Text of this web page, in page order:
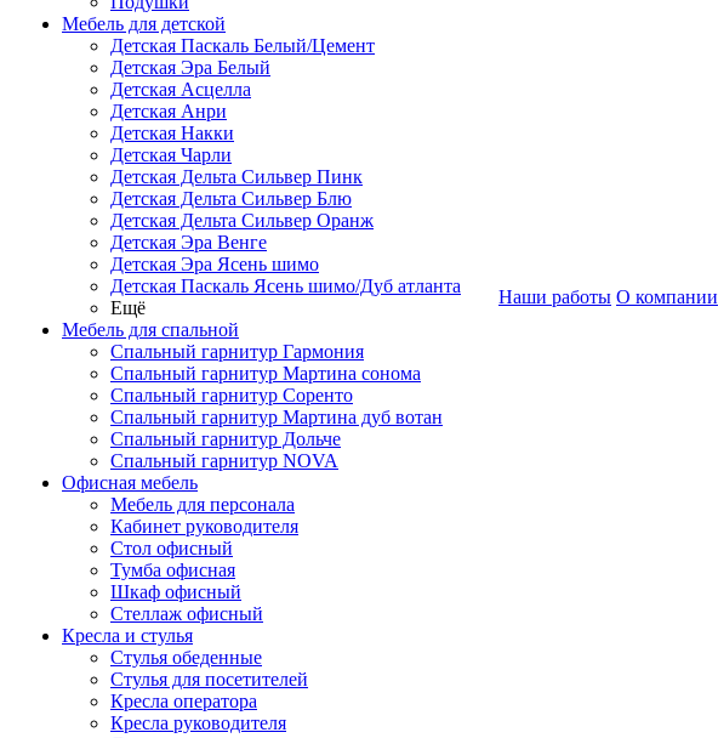
Мебель для детской
Детская Паскаль Белый/Цемент
Детская Эра Белый
Детская Асцелла
Детская Анри
Детская Накки
Детская Чарли
Детская Дельта Сильвер Пинк
Детская Дельта Сильвер Блю
Детская Дельта Сильвер Оранж
Детская Эра Венге
Детская Эра Ясень шимо
Детская Паскаль Ясень шимо/Дуб атланта
Ещё
Мебель для спальной
Спальный гарнитур Гармония
Спальный гарнитур Мартина сонома
Спальный гарнитур Соренто
Спальный гарнитур Мартина дуб вотан
Спальный гарнитур Дольче
Спальный гарнитур NOVA
Офисная мебель
Мебель для персонала
Кабинет руководителя
Стол офисный
Тумба офисная
Шкаф офисный
Стеллаж офисный
Кресла и стулья
Стулья обеденные
Стулья для посетителей
Кресла оператора
Кресла руководителя
Наши работы О компании